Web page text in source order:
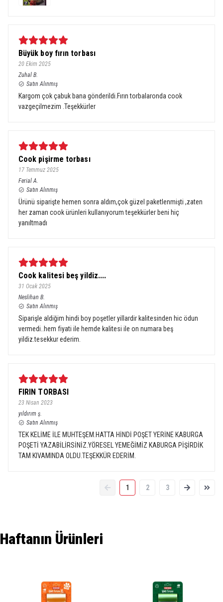
Büyük boy fırın torbası
20 Ekim 2025
Zuhal B.
Satın Alınmış
Kargom çok çabuk bana gönderildi.Fırın torbalaronda cook
vazgeçilmezim .Teşekkürler
Cook pişirme torbası
17 Temmuz 2025
Ferial A.
Satın Alınmış
Ürünü siparişte hemen sonra aldım,çok güzel paketlenmişti ,zaten
her zaman cook ürünleri kullanıyorum teşekkürler beni hiç
yanıltmadı
Cook kalitesi beş yildiz....
31 Ocak 2025
Neslihan B.
Satın Alınmış
Siparişle aldiğim hindi boy poşetler yillardir kalitesinden hic ödun
vermedi..hem fiyati ile hemde kalitesi ile on numara beş
yildiz.tesekkur ederim.
FIRIN TORBASI
23 Nisan 2023
yıldırım ş.
Satın Alınmış
TEK KELİME İLE MUHTEŞEM.HATTA HİNDİ POŞET YERİNE KABURGA
POŞETİ YAZABİLİRSİNİZ.YÖRESEL YEMEĞİMİZ KABURGA PİŞİRDİK
TAM KIVAMINDA OLDU.TEŞEKKÜR EDERİM.
1 2 3
Haftanın Ürünleri